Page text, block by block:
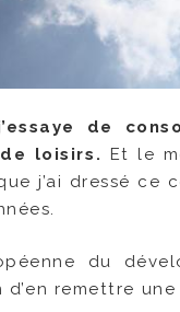
de
loisirs. Et le
j’ai dressé ce
du
remettre